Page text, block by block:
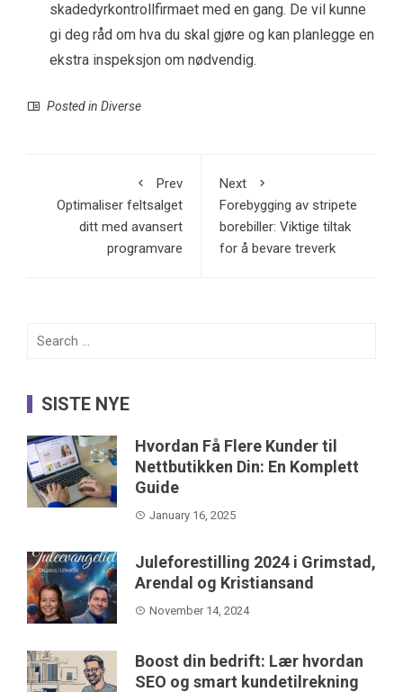
skadedyrkontrollfirmaet med en gang. De vil kunne
gi deg råd om hva du skal gjøre og kan planlegge en
ekstra inspeksjon om nødvendig.
Posted in Diverse
Prev
Optimaliser feltsalget
ditt med avansert
programvare
Next
Forebygging av stripete
borebiller: Viktige tiltak
for å bevare treverk
Search
SISTE NYE
Hvordan Få Flere Kunder til
Nettbutikken Din: En Komplett
Guide
January 16, 2025
Juleforestilling 2024 i Grimstad,
Arendal og Kristiansand
November 14, 2024
Boost din bedrift: Lær hvordan
SEO og smart kundetilrekning